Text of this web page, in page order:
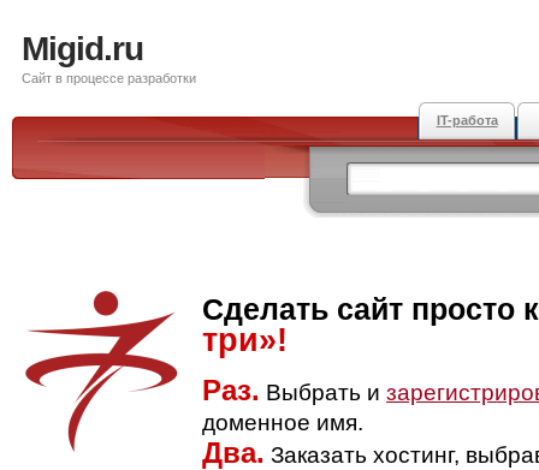
Migid.ru
Сайт в процессе разработки
IT-работа
Сделать сайт просто
три»!
Раз. Выбрать и
доменное имя.
Два. Заказать хостинг,